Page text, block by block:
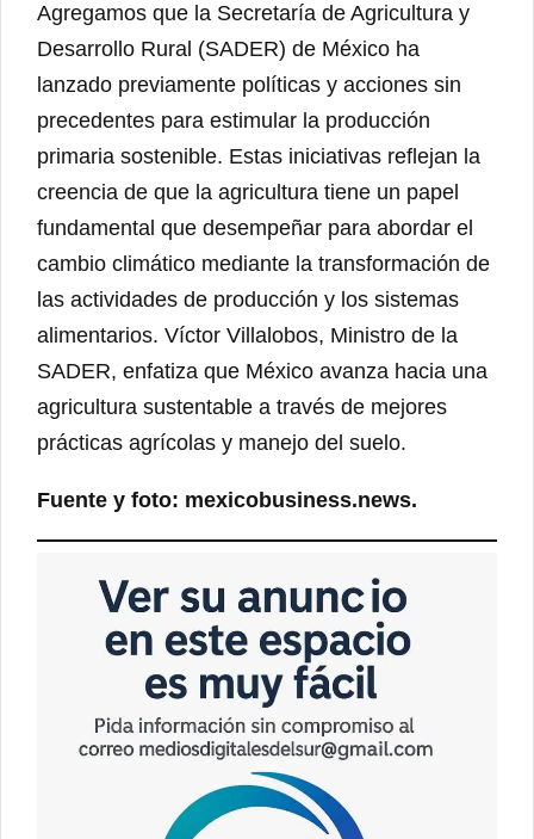
Agregamos que la Secretaría de Agricultura y
Desarrollo Rural (SADER) de México ha
lanzado previamente políticas y acciones sin
precedentes para estimular la producción
primaria sostenible. Estas iniciativas reflejan la
creencia de que la agricultura tiene un papel
fundamental que desempeñar para abordar el
cambio climático mediante la transformación de
las actividades de producción y los sistemas
alimentarios. Víctor Villalobos, Ministro de la
SADER, enfatiza que México avanza hacia una
agricultura sustentable a través de mejores
prácticas agrícolas y manejo del suelo.
Fuente y foto: mexicobusiness.news.